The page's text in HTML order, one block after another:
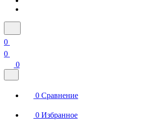
0
0
0
0 Сравнение
0 Избранное